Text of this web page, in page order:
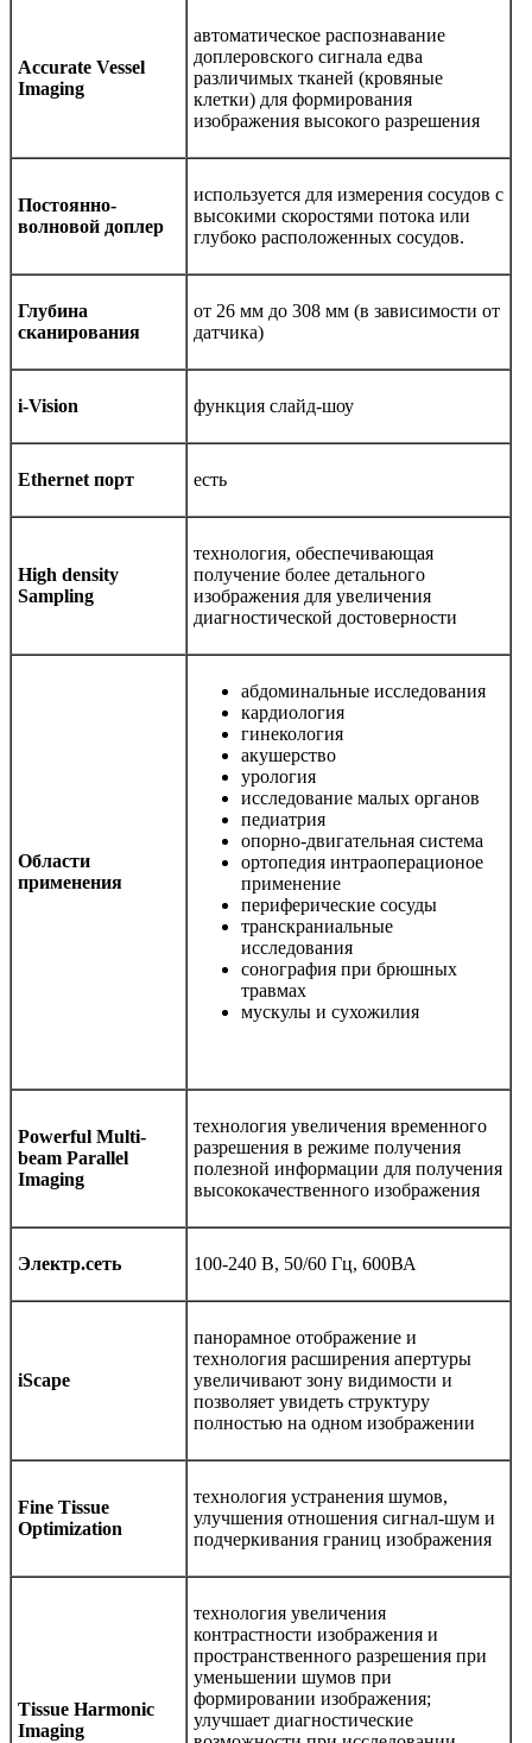
Accurate Vessel
Imaging
автоматическое распознавание
доплеровского сигнала едва
различимых тканей (кровяные
клетки) для формирования
изображения высокого разрешения
Постоянно-
волновой доплeр
используется для измерения сосудов с
высокими скоростями потока или
глубоко расположенных сосудов.
Глубина
сканирования
от 26 мм до 308 мм (в зависимости от
датчика)
i-Vision функция слайд-шоу
Ethernet порт есть
High density
Sampling
технология, обеспечивающая
получение более детального
изображения для увеличения
диагностической достоверности
Области
применения
абдоминальные исследования
кардиология
гинекология
акушерство
урология
исследование малых органов
педиатрия
опорно-двигательная система
ортопедия интраоперационое
применение
периферические сосуды
транскраниальные
исследования
сонография при брюшных
травмах
мускулы и сухожилия
Powerful Multi-
beam Parallel
Imaging
технология увеличения временного
разрешения в режиме получения
полезной информации для получения
высококачественного изображения
Электр.сеть 100-240 В, 50/60 Гц, 600ВА
iScape
панорамное отображение и
технология расширения апертуры
увеличивают зону видимости и
позволяет увидеть структуру
полностью на одном изображении
Fine Tissue
Optimization
технология устранения шумов,
улучшения отношения сигнал-шум и
подчеркивания границ изображения
Tissue Harmonic
Imaging
технология увеличения
контрастности изображения и
пространственного разрешения при
уменьшении шумов при
формировании изображения;
улучшает диагностические